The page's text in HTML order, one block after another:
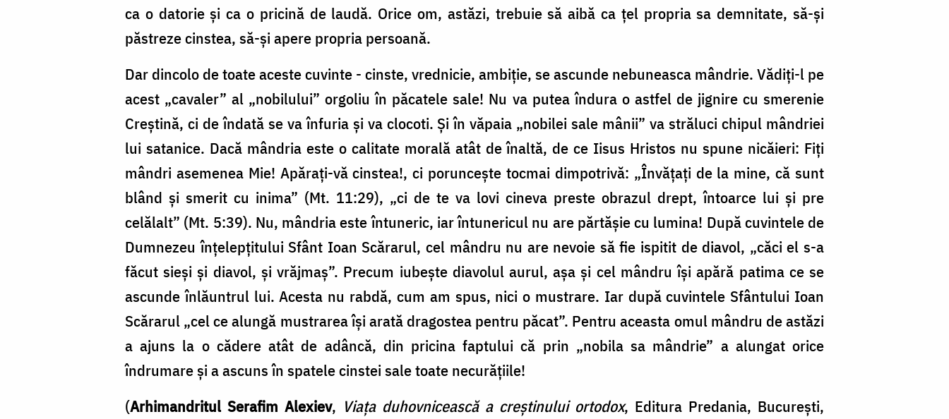
ca o datorie și ca o pricină de laudă. Orice om, astăzi, trebuie să aibă ca țel propria sa demnitate, să-și
păstreze cinstea, să-și apere propria persoană.
Dar dincolo de toate aceste cuvinte - cinste, vrednicie, ambiție, se ascunde nebuneasca mândrie. Vădiți-l pe
acest „cavaler” al „nobilului” orgoliu în păcatele sale! Nu va putea îndura o astfel de jignire cu smerenie
Creștină, ci de îndată se va înfuria și va clocoti. Și în văpaia „nobilei sale mânii” va străluci chipul mândriei
lui satanice. Dacă mândria este o calitate morală atât de înaltă, de ce Iisus Hristos nu spune nicăieri: Fiți
mândri asemenea Mie! Apărați-vă cinstea!, ci poruncește tocmai dimpotrivă: „Învățați de la mine, că sunt
blând și smerit cu inima” (Mt. 11:29), „ci de te va lovi cineva preste obrazul drept, întoarce lui și pre
celălalt” (Mt. 5:39). Nu, mândria este întuneric, iar întunericul nu are părtășie cu lumina! După cuvintele de
Dumnezeu înțelepțitului Sfânt Ioan Scărarul, cel mândru nu are nevoie să fie ispitit de diavol, „căci el s-a
făcut sieși și diavol, și vrăjmaș”. Precum iubește diavolul aurul, așa și cel mândru își apără patima ce se
ascunde înlăuntrul lui. Acesta nu rabdă, cum am spus, nici o mustrare. Iar după cuvintele Sfântului Ioan
Scărarul „cel ce alungă mustrarea își arată dragostea pentru păcat”. Pentru aceasta omul mândru de astăzi
a ajuns la o cădere atât de adâncă, din pricina faptului că prin „nobila sa mândrie” a alungat orice
îndrumare și a ascuns în spatele cinstei sale toate necurățiile!
(Arhimandritul Serafim Alexiev, Viața duhovnicească a creștinului ortodox, Editura Predania, București,